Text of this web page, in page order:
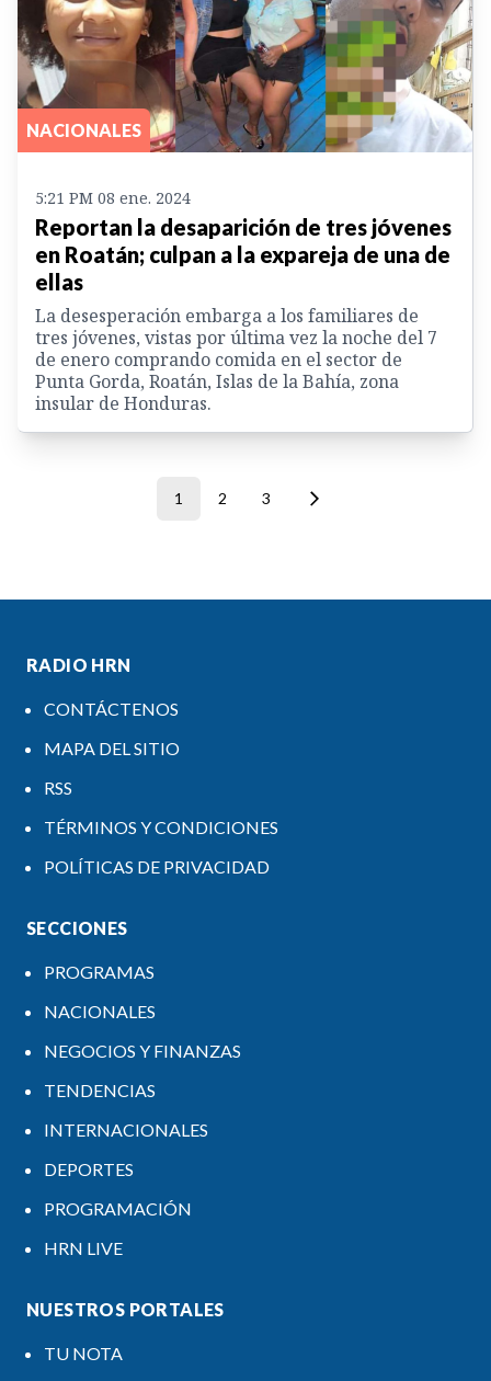
NACIONALES
5:21 PM 08 ene. 2024
Reportan la desaparición de tres jóvenes
en Roatán; culpan a la expareja de una de
ellas
La desesperación embarga a los familiares de
tres jóvenes, vistas por última vez la noche del 7
de enero comprando comida en el sector de
Punta Gorda, Roatán, Islas de la Bahía, zona
insular de Honduras.
1 2 3
RADIO HRN
CONTÁCTENOS
MAPA DEL SITIO
RSS
TÉRMINOS Y CONDICIONES
POLÍTICAS DE PRIVACIDAD
SECCIONES
PROGRAMAS
NACIONALES
NEGOCIOS Y FINANZAS
TENDENCIAS
INTERNACIONALES
DEPORTES
PROGRAMACIÓN
HRN LIVE
NUESTROS PORTALES
TU NOTA